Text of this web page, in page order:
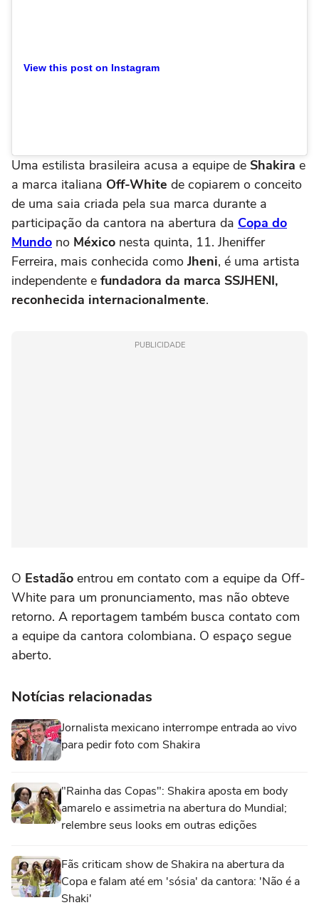
View this post on Instagram
Uma estilista brasileira acusa a equipe de Shakira e
a marca italiana Off-White de copiarem o conceito
de uma saia criada pela sua marca durante a
participação da cantora na abertura da Copa do
Mundo no México nesta quinta, 11. Jheniffer
Ferreira, mais conhecida como Jheni, é uma artista
independente e fundadora da marca SSJHENI,
reconhecida internacionalmente.
PUBLICIDADE
O Estadão entrou em contato com a equipe da Off-
White para um pronunciamento, mas não obteve
retorno. A reportagem também busca contato com
a equipe da cantora colombiana. O espaço segue
aberto.
Notícias relacionadas
Jornalista mexicano interrompe entrada ao vivo
para pedir foto com Shakira
"Rainha das Copas": Shakira aposta em body
amarelo e assimetria na abertura do Mundial;
relembre seus looks em outras edições
Fãs criticam show de Shakira na abertura da
Copa e falam até em 'sósia' da cantora: 'Não é a
Shaki'